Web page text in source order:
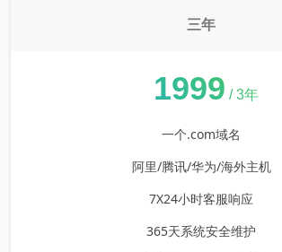
三年
1999 / 3年
一个.com域名
阿里/腾讯/华为/海外主机
7X24小时客服响应
365天系统安全维护